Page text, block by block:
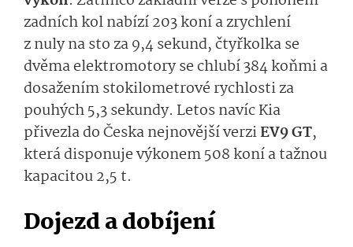
zadních kol nabízí 203 koní a zrychlení
z nuly na sto za 9,4 sekund, čtyřkolka se
dvěma elektromotory se chlubí 384 koňmi a
dosažením stokilometrové rychlosti za
pouhých 5,3 sekundy. Letos navíc Kia
přivezla do Česka nejnovější verziEV9 GT,
která disponuje výkonem 508 koní a tažnou
kapacitou 2,5 t.
Dojezd a dobíjení